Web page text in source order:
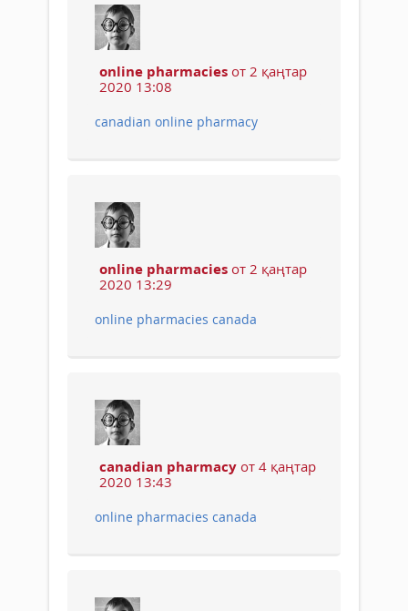
online pharmacies от 2 қаңтар
2020 13:08
canadian online pharmacy
online pharmacies от 2 қаңтар
2020 13:29
online pharmacies canada
canadian pharmacy от 4 қаңтар
2020 13:43
online pharmacies canada